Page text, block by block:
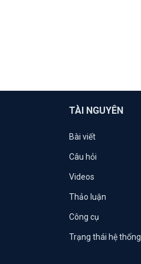
TÀI NGUYÊN
Bài viết
Câu hỏi
Videos
Thảo luận
Công cụ
Trạng thái hệ thống